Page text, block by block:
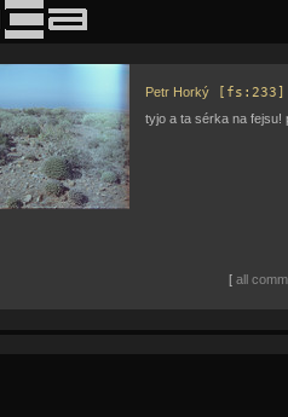
Petr Horký [fs:233]
tyjo a ta sérka na fejsu!
[ all